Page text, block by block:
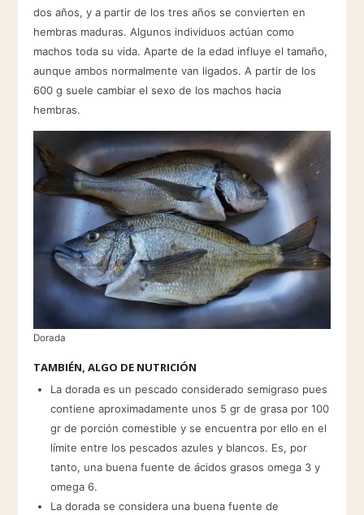
dos años, y a partir de los tres años se convierten en
hembras maduras. Algunos individuos actúan como
machos toda su vida. Aparte de la edad influye el tamaño,
aunque ambos normalmente van ligados. A partir de los
600 g suele cambiar el sexo de los machos hacia
hembras.
Dorada
TAMBIÉN, ALGO DE NUTRICIÓN
La dorada es un pescado considerado semigraso pues
contiene aproximadamente unos 5 gr de grasa por 100
gr de porción comestible y se encuentra por ello en el
límite entre los pescados azules y blancos. Es, por
tanto, una buena fuente de ácidos grasos omega 3 y
omega 6.
La dorada se considera una buena fuente de